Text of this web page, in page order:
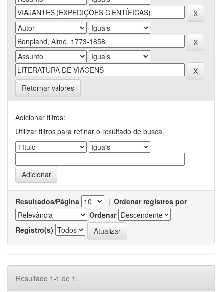
Retornar valores
Adicionar filtros:
Utilizar filtros para refinar o resultado de busca.
Resultados/Página | Ordenar registros por
Ordenar
Registro(s)
Resultado 1-1 de 1.